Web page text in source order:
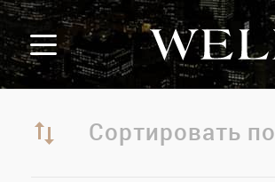
Сортировать по